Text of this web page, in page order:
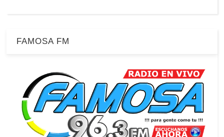
FAMOSA FM